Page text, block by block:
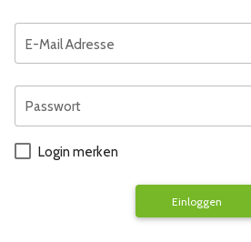
E-Mail Adresse
Passwort
Login merken
Einloggen